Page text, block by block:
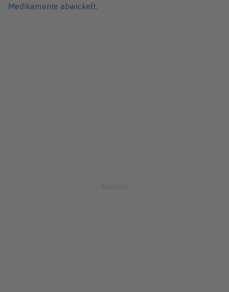
Medikamente abwickelt.